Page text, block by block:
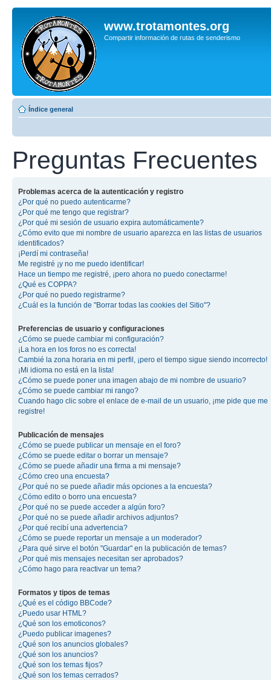
www.trotamontes.org
Compartir información de rutas de senderismo
Índice general
Preguntas Frecuentes
Problemas acerca de la autenticación y registro
¿Por qué no puedo autenticarme?
¿Por qué me tengo que registrar?
¿Por qué mi sesión de usuario expira automáticamente?
¿Cómo evito que mi nombre de usuario aparezca en las listas de usuarios
identificados?
¡Perdí mi contraseña!
Me registré ¡y no me puedo identificar!
Hace un tiempo me registré, ¡pero ahora no puedo conectarme!
¿Qué es COPPA?
¿Por qué no puedo registrarme?
¿Cuál es la función de "Borrar todas las cookies del Sitio"?
Preferencias de usuario y configuraciones
¿Cómo se puede cambiar mi configuración?
¡La hora en los foros no es correcta!
Cambié la zona horaria en mi perfil, ¡pero el tiempo sigue siendo incorrecto!
¡Mi idioma no está en la lista!
¿Cómo se puede poner una imagen abajo de mi nombre de usuario?
¿Cómo se puede cambiar mi rango?
Cuando hago clic sobre el enlace de e-mail de un usuario, ¡me pide que me
registre!
Publicación de mensajes
¿Cómo se puede publicar un mensaje en el foro?
¿Cómo se puede editar o borrar un mensaje?
¿Cómo se puede añadir una firma a mi mensaje?
¿Cómo creo una encuesta?
¿Por qué no se puede añadir más opciones a la encuesta?
¿Cómo edito o borro una encuesta?
¿Por qué no se puede acceder a algún foro?
¿Por qué no se puede añadir archivos adjuntos?
¿Por qué recibí una advertencia?
¿Cómo se puede reportar un mensaje a un moderador?
¿Para qué sirve el botón "Guardar" en la publicación de temas?
¿Por qué mis mensajes necesitan ser aprobados?
¿Cómo hago para reactivar un tema?
Formatos y tipos de temas
¿Qué es el código BBCode?
¿Puedo usar HTML?
¿Qué son los emoticonos?
¿Puedo publicar imagenes?
¿Qué son los anuncios globales?
¿Qué son los anuncios?
¿Qué son los temas fijos?
¿Qué son los temas cerrados?